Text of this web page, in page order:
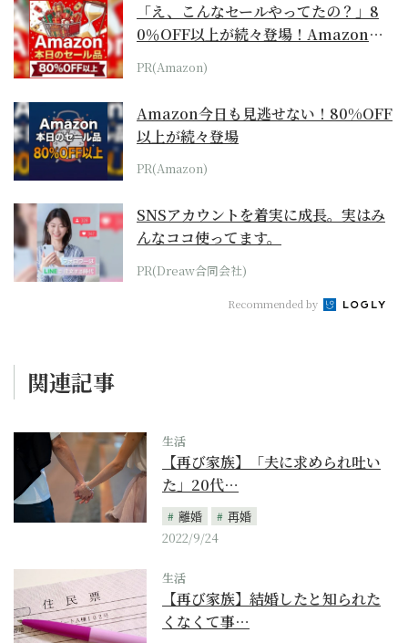
「え、こんなセールやってたの？」8
0％OFF以上が続々登場！Amazonの
本気が...
PR(Amazon)
Amazon今日も見逃せない！80%OFF
以上が続々登場
PR(Amazon)
SNSアカウントを着実に成長。実はみ
んなココ使ってます。
PR(Dreaw合同会社)
Recommended by
関連記事
生活
【再び家族】「夫に求められ吐い
た」20代…
離婚
再婚
2022/9/24
生活
【再び家族】結婚したと知られた
くなくて事…